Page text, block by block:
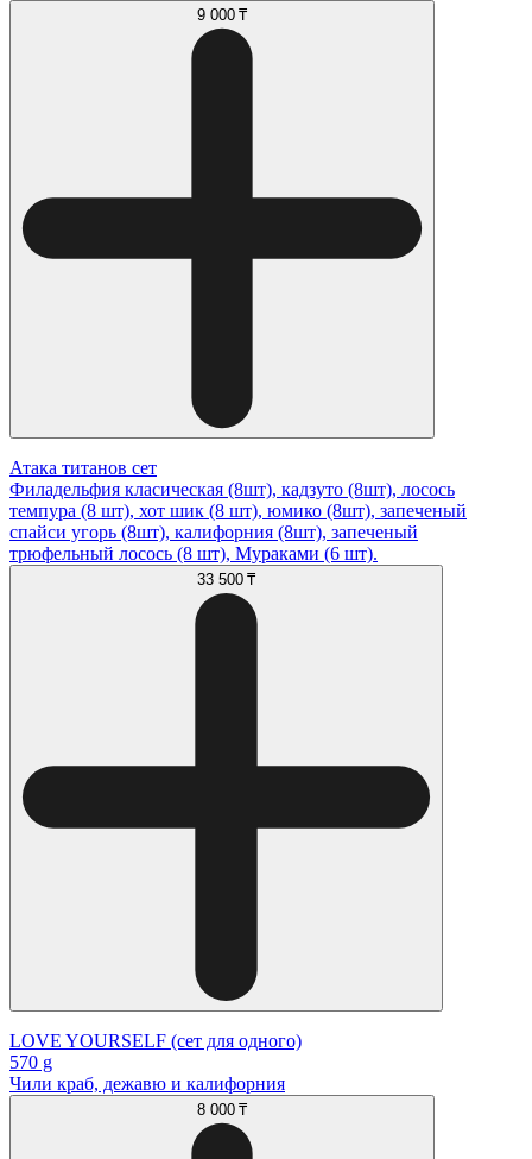
9 000 ₸
Атака титанов сет
Филадельфия класическая (8шт), кадзуто (8шт), лосось
темпура (8 шт), хот шик (8 шт), юмико (8шт), запеченый
спайси угорь (8шт), калифорния (8шт), запеченый
трюфельный лосось (8 шт), Мураками (6 шт).
33 500 ₸
LOVE YOURSELF (сет для одного)
570 g
Чили краб, дежавю и калифорния
8 000 ₸